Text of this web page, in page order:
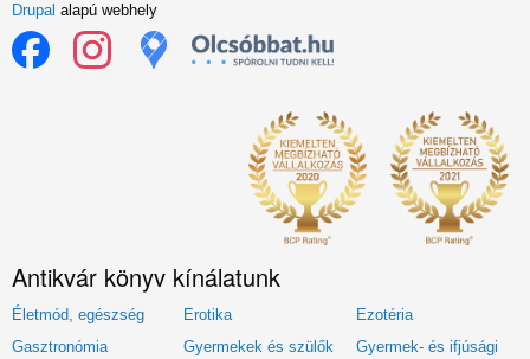
Drupal alapú webhely
Antikvár könyv kínálatunk
Életmód, egészség Erotika
Ezotéria
Gasztronómia
Gyermekek és szülők Gyermek- és ifjúsági